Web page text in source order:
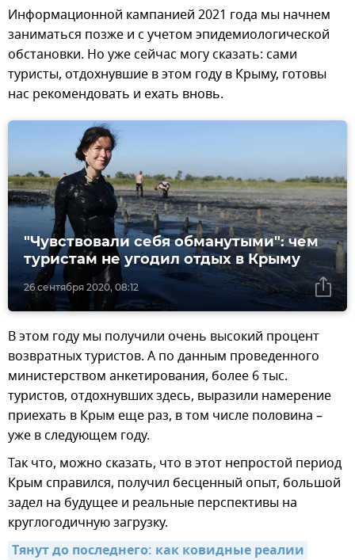
Информационной кампанией 2021 года мы начнем
заниматься позже и с учетом эпидемиологической
обстановки. Но уже сейчас могу сказать: сами
туристы, отдохнувшие в этом году в Крыму, готовы
нас рекомендовать и ехать вновь.
26 сентября 2020, 08:12
"Чувствовали себя обманутыми": чем
туристам не угодил отдых в Крыму
В этом году мы получили очень высокий процент
возвратных туристов. А по данным проведенного
министерством анкетирования, более 6 тыс.
туристов, отдохнувших здесь, выразили намерение
приехать в Крым еще раз, в том числе половина –
уже в следующем году.
Так что, можно сказать, что в этот непростой период
Крым справился, получил бесценный опыт, большой
задел на будущее и реальные перспективы на
круглогодичную загрузку.
Тянут до последнего: как ковидные реалии